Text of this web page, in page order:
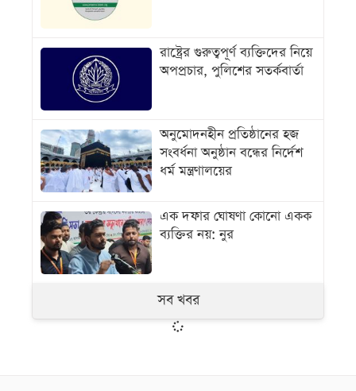
রাষ্ট্রের গুরুত্বপূর্ণ ব্যক্তিদের নিয়ে
অপপ্রচার, পুলিশের সতর্কবার্তা
অনুমোদনহীন প্রতিষ্ঠানের হজ
সংবর্ধনা অনুষ্ঠান বন্ধের নির্দেশ
ধর্ম মন্ত্রণালয়ের
এক দফার ঘোষণা কোনো একক
ব্যক্তির নয়: নুর
সব খবর